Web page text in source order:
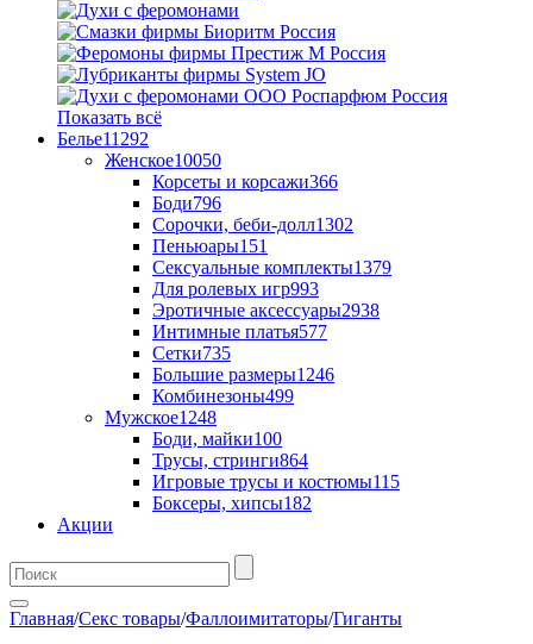
Показать всё
Белье11292
Женское10050
Корсеты и корсажи366
Боди796
Сорочки, беби-долл1302
Пеньюары151
Сексуальные комплекты1379
Для ролевых игр993
Эротичные аксессуары2938
Интимные платья577
Сетки735
Большие размеры1246
Комбинезоны499
Мужское1248
Боди, майки100
Трусы, стринги864
Игровые трусы и костюмы115
Боксеры, хипсы182
Акции
Главная/Секс товары/Фаллоимитаторы/Гиганты